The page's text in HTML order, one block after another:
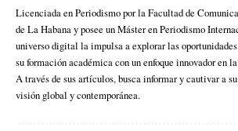
Licenciada en Periodismo por la Facultad de
de La Habana y posee un Máster en Periodismo
universo digital la impulsa a explorar las
su formación académica con un enfoque innovador en
A través de sus artículos, busca informar y cautivar a
visión global y contemporánea.